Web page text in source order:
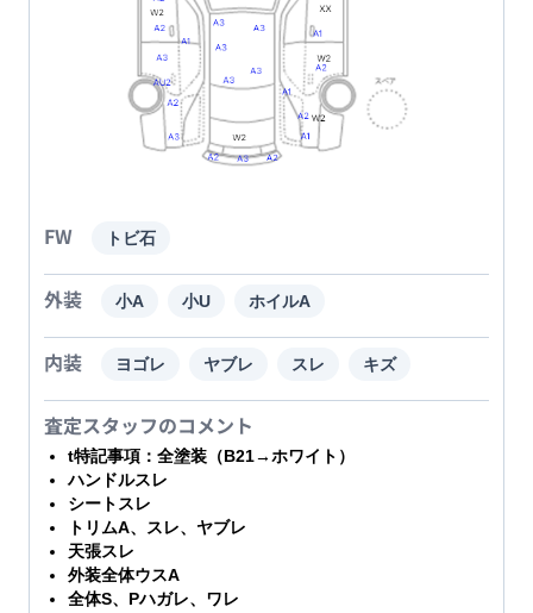
FW トビ石
外装 小A 小U ホイルA
内装 ヨゴレ ヤブレ スレ キズ
査定スタッフのコメント
t特記事項：全塗装（B21→ホワイト）
ハンドルスレ
シートスレ
トリムA、スレ、ヤブレ
天張スレ
外装全体ウスA
全体S、Pハガレ、ワレ